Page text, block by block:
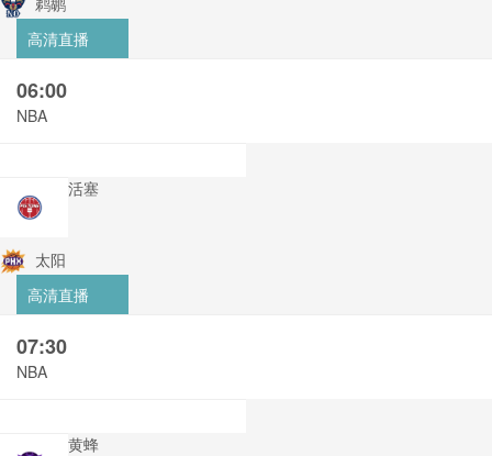
高清直播
06:00
NBA
活塞
太阳
高清直播
07:30
NBA
黄蜂